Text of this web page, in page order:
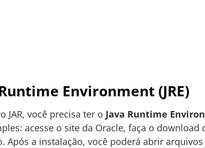
Environment (JRE)
JAR, você precisa ter o Java Runtime
acesse o site da Oracle, faça o download
Após a instalação, você poderá abrir